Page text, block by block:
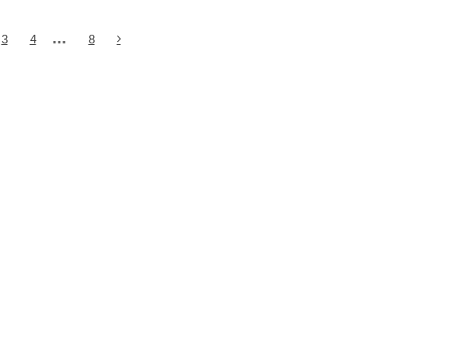
3 4 ... 8